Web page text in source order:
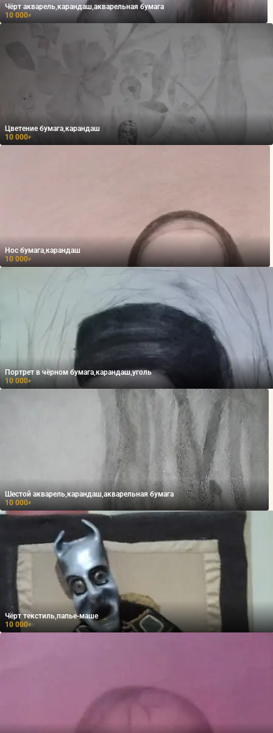
Чёрт акварель,карандаш,акварельная бумага
10 000₽
Цветение бумага,карандаш
10 000₽
Нос бумага,карандаш
10 000₽
Портрет в чёрном бумага,карандаш,уголь
10 000₽
Шестой акварель,карандаш,акварельная бумага
10 000₽
Чёрт текстиль,папье-маше
10 000₽